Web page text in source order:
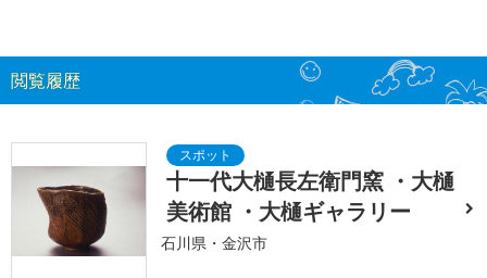
閲覧履歴
十一代大樋長左衛門窯 ・大樋
美術館 ・大樋ギャラリー
石川県・金沢市